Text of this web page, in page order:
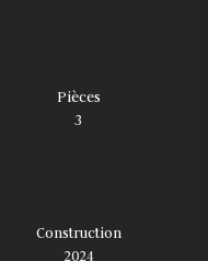
Pièces
3
Construction
2024